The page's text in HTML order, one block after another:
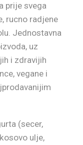
prije svega
rucno radjene
Jednostavna
uz
i zdravijih
vegane i
(secer,
ulje,